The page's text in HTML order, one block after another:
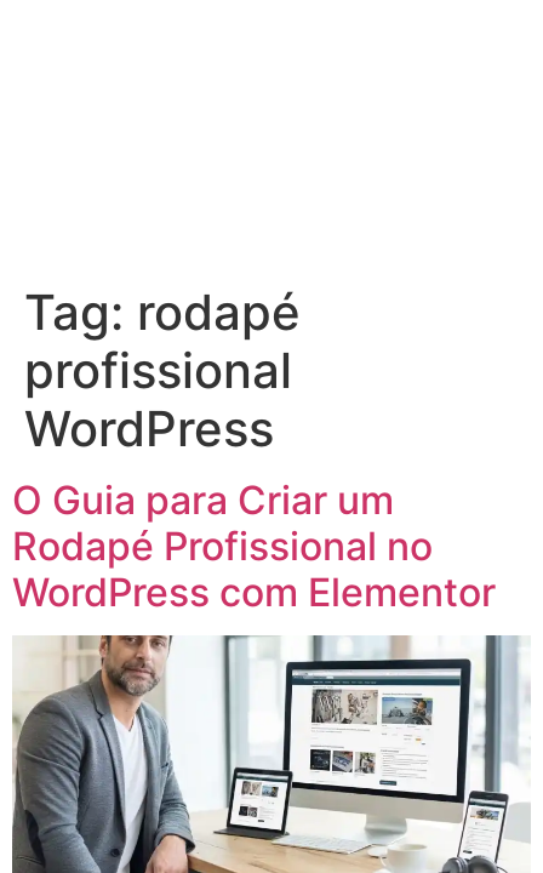
Tag: rodapé
profissional
WordPress
O Guia para Criar um
Rodapé Profissional no
WordPress com Elementor